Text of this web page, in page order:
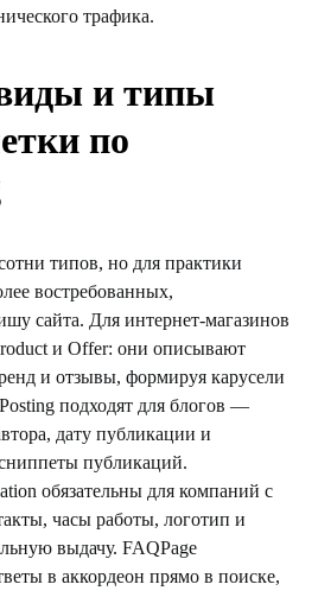
трафика.
и типы
по
типов, но для практики
востребованных,
сайта. Для интернет-магазинов
и Offer: они описывают
и отзывы, формируя карусели
подходят для блогов —
дату публикации и
публикаций.
обязательны для компаний с
часы работы, логотип и
выдачу. FAQPage
в аккордеон прямо в поиске,